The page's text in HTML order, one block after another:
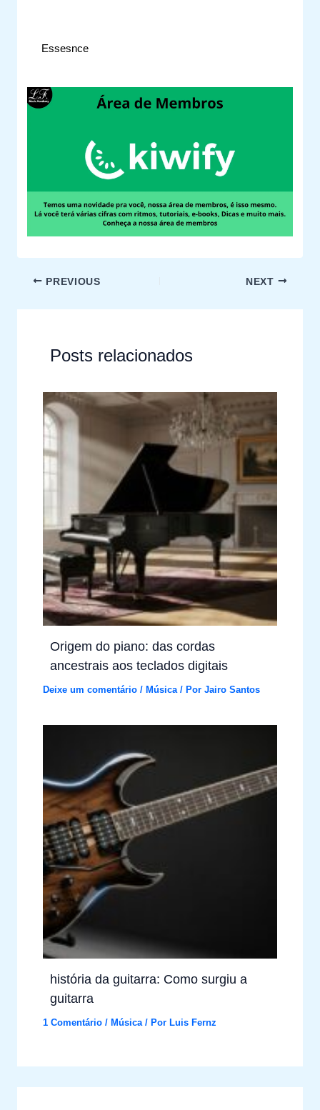
Essesnce
PREVIOUS NEXT
Posts relacionados
Origem do piano: das cordas
ancestrais aos teclados digitais
Deixe um comentário /Música / PorJairo Santos
história da guitarra: Como surgiu a
guitarra
1 Comentário / Música / Por Luis Fernz